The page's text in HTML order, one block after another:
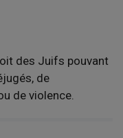
des Juifs pouvant
de
de violence.